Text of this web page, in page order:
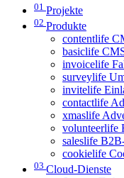
01 Projekte
02 Produkte
contentlife
basiclife
invoicelife
surveylife
invitelife
contactlife
xmaslife
volunteerlife
saleslife
cookielife
03 Cloud-Dienste